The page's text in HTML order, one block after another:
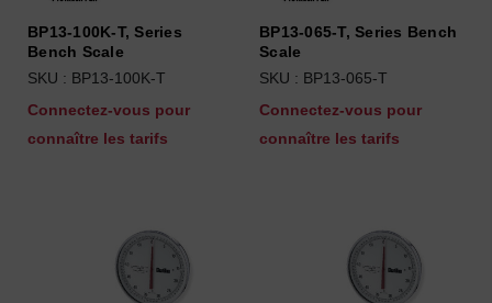
BP13-100K-T, Series
Bench Scale
SKU : BP13-100K-T
Connectez-vous pour
connaître les tarifs
BP13-065-T, Series Bench
Scale
SKU : BP13-065-T
Connectez-vous pour
connaître les tarifs